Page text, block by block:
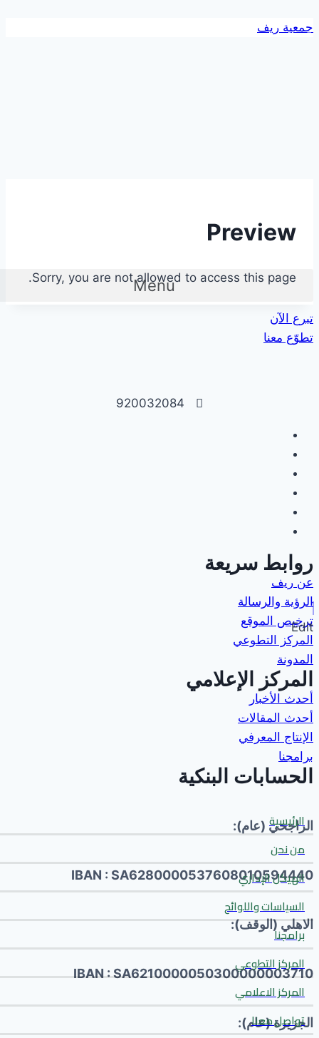
التجاوز
Menu
تبرع الآن
تطوّع معنا
Edit
الرئيسية
من نحن
الهيكل الإداري
السياسات واللوائح
برامجنا
المركز التطوعي
المركز الاعلامي
تواصل معنا
جمعية ريف
Preview
Sorry, you are not allowed to access this page.
920032084
روابط سريعة
عن ريف
الرؤية والرسالة
ترخيص الموقع
المركز التطوعي
المدونة
المركز الإعلامي
أحدث الأخبار
أحدث المقالات
الإنتاج المعرفي
برامجنا
الحسابات البنكية
الراجحي (عام):
IBAN : SA6280000537608010594440
الاهلي (الوقف):
IBAN : SA6210000050300000003710
الجزيرة (عام):